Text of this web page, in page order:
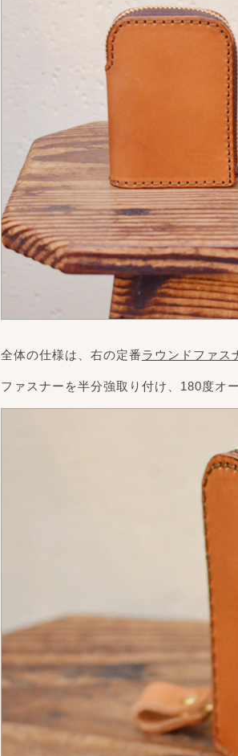
全体の仕様は、右の定番ラウンドファス
ファスナーを半分強取り付け、180度オ